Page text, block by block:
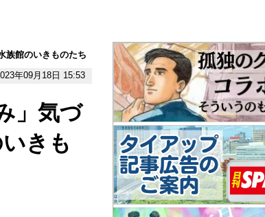
族館のいきものたち
年09月18日 15:53
」気づ
きも